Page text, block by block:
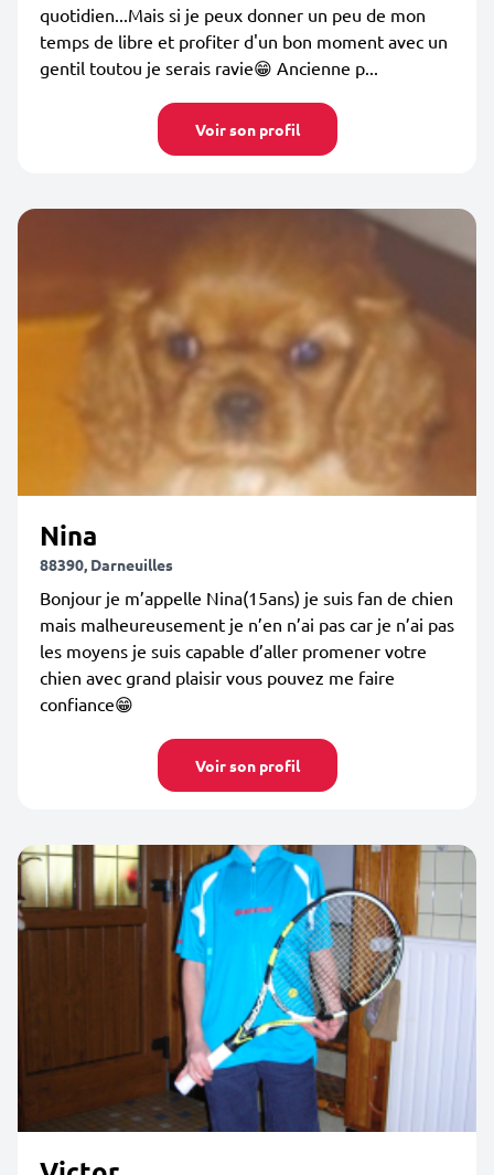
quotidien...Mais si je peux donner un peu de mon
temps de libre et profiter d'un bon moment avec un
gentil toutou je serais ravie😁 Ancienne p...
Voir son profil
Nina
88390, Darneuilles
Bonjour je m’appelle Nina(15ans) je suis fan de chien
mais malheureusement je n’en n’ai pas car je n’ai pas
les moyens je suis capable d’aller promener votre
chien avec grand plaisir vous pouvez me faire
confiance😁
Voir son profil